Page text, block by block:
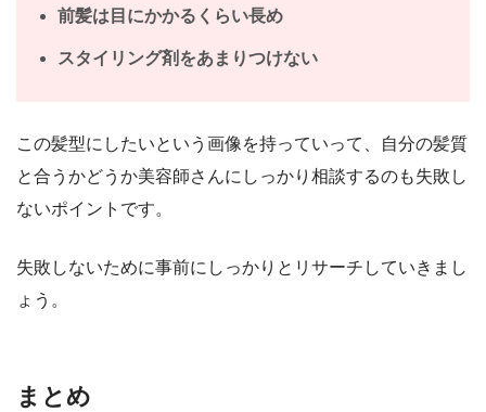
前髪は目にかかるくらい長め
スタイリング剤をあまりつけない
この髪型にしたいという画像を持っていって、自分の髪質
と合うかどうか美容師さんにしっかり相談するのも失敗し
ないポイントです。
失敗しないために事前にしっかりとリサーチしていきまし
ょう。
まとめ